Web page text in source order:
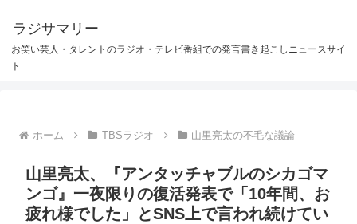
ラジサマリー
お笑い芸人・タレントのラジオ・テレビ番組での発言書き起こしニュースサイ
ト
ホーム TBSラジオ 山里亮太の不毛な議論
山里亮太、『アンタッチャブルのシカゴマ
ンゴ』一夜限りの復活発表で「10年間、お
疲れ様でした」とSNS上で言われ続けてい